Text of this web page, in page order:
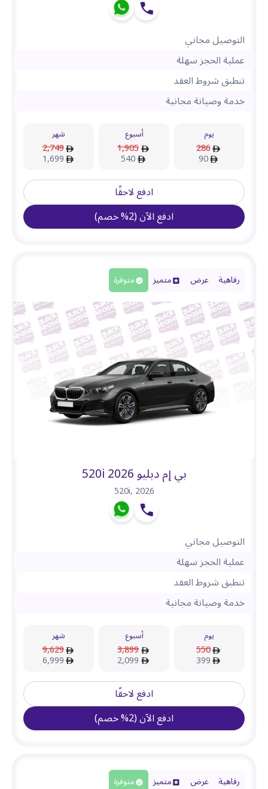
التوصيل مجاني
عملية الحجز سهلة
تنطبق شروط العقد
خدمة وصيانة مجانية
يوم
286
90
أسبوع
1,905
540
شهر
2,749
1,699
ادفع لاحقًا
ادفع الآن(
2
%خصم)
رفاهية عرض متميز متوفرة
بي إم دبليو 520i 2026
520i,2026
التوصيل مجاني
عملية الحجز سهلة
تنطبق شروط العقد
خدمة وصيانة مجانية
يوم
550
399
أسبوع
3,899
2,099
شهر
9,629
6,999
ادفع لاحقًا
ادفع الآن(
2
%خصم)
رفاهية عرض متميز متوفرة